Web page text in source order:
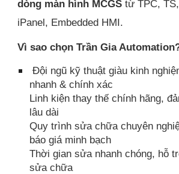
dòng màn hình MCGS từ TPC,
iPanel, Embedded HMI.
Vì sao chọn Trần Gia
Đội ngũ kỹ thuật giàu kinh
nhanh & chính xác
Linh kiện thay thế chính hãng,
lâu dài
Quy trình sửa chữa chuyên
báo giá minh bạch
Thời gian sửa nhanh chóng, hỗ
sửa chữa